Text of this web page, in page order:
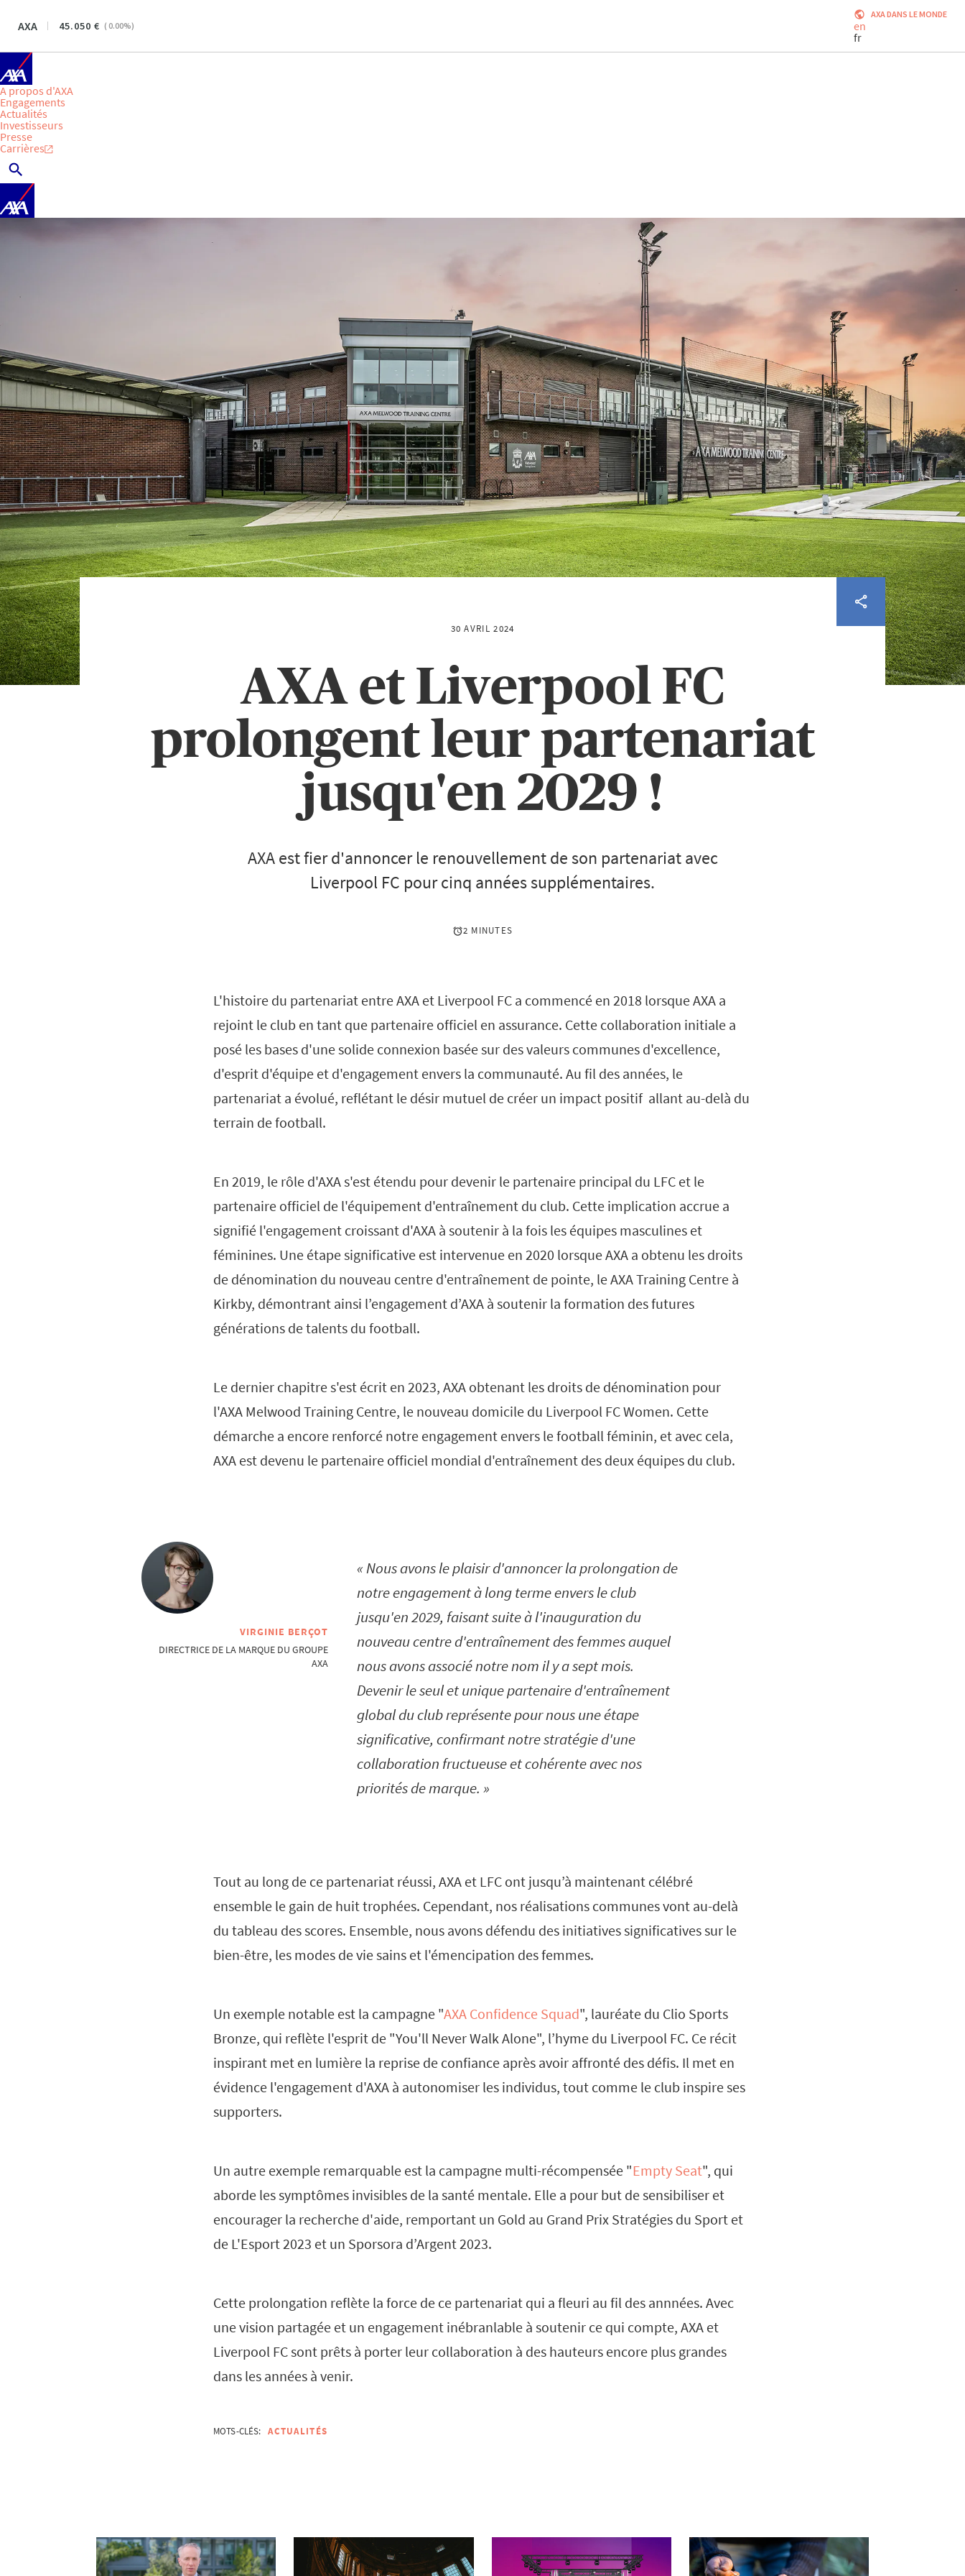
AXA 45.050 ( 0.00%)
AXA DANS LE MONDE
en
fr
A propos d'AXA
Engagements
Actualités
Investisseurs
Presse
Carrières
30 AVRIL 2024
AXA et Liverpool FC
prolongent leur partenariat
jusqu'en 2029 !
AXA est fier d'annoncer le renouvellement de son partenariat avec
Liverpool FC pour cinq années supplémentaires.
2 MINUTES
L'histoire du partenariat entre AXA et Liverpool FC a commencé en 2018 lorsque AXA a
rejoint le club en tant que partenaire officiel en assurance. Cette collaboration initiale a
posé les bases d'une solide connexion basée sur des valeurs communes d'excellence,
d'esprit d'équipe et d'engagement envers la communauté. Au fil des années, le
partenariat a évolué, reflétant le désir mutuel de créer un impact positif allant au-delà du
terrain de football.
En 2019, le rôle d'AXA s'est étendu pour devenir le partenaire principal du LFC et le
partenaire officiel de l'équipement d'entraînement du club. Cette implication accrue a
signifié l'engagement croissant d'AXA à soutenir à la fois les équipes masculines et
féminines. Une étape significative est intervenue en 2020 lorsque AXA a obtenu les droits
de dénomination du nouveau centre d'entraînement de pointe, le AXA Training Centre à
Kirkby, démontrant ainsi l’engagement d’AXA à soutenir la formation des futures
générations de talents du football.
Le dernier chapitre s'est écrit en 2023, AXA obtenant les droits de dénomination pour
l'AXA Melwood Training Centre, le nouveau domicile du Liverpool FC Women. Cette
démarche a encore renforcé notre engagement envers le football féminin, et avec cela,
AXA est devenu le partenaire officiel mondial d'entraînement des deux équipes du club.
VIRGINIE BERÇOT
DIRECTRICE DE LA MARQUE DU GROUPE
AXA
Nous avons le plaisir d'annoncer la prolongation de
notre engagement à long terme envers le club
jusqu'en 2029, faisant suite à l'inauguration du
nouveau centre d'entraînement des femmes auquel
nous avons associé notre nom il y a sept mois.
Devenir le seul et unique partenaire d'entraînement
global du club représente pour nous une étape
significative, confirmant notre stratégie d'une
collaboration fructueuse et cohérente avec nos
priorités de marque.
Tout au long de ce partenariat réussi, AXA et LFC ont jusqu’à maintenant célébré
ensemble le gain de huit trophées. Cependant, nos réalisations communes vont au-delà
du tableau des scores. Ensemble, nous avons défendu des initiatives significatives sur le
bien-être, les modes de vie sains et l'émencipation des femmes.
Un exemple notable est la campagne "AXA Confidence Squad", lauréate du Clio Sports
Bronze, qui reflète l'esprit de "You'll Never Walk Alone", l’hyme du Liverpool FC. Ce récit
inspirant met en lumière la reprise de confiance après avoir affronté des défis. Il met en
évidence l'engagement d'AXA à autonomiser les individus, tout comme le club inspire ses
supporters.
Un autre exemple remarquable est la campagne multi-récompensée "Empty Seat", qui
aborde les symptômes invisibles de la santé mentale. Elle a pour but de sensibiliser et
encourager la recherche d'aide, remportant un Gold au Grand Prix Stratégies du Sport et
de L'Esport 2023 et un Sporsora d’Argent 2023.
Cette prolongation reflète la force de ce partenariat qui a fleuri au fil des annnées. Avec
une vision partagée et un engagement inébranlable à soutenir ce qui compte, AXA et
Liverpool FC sont prêts à porter leur collaboration à des hauteurs encore plus grandes
dans les années à venir.
MOTS-CLÉS: ACTUALITÉS